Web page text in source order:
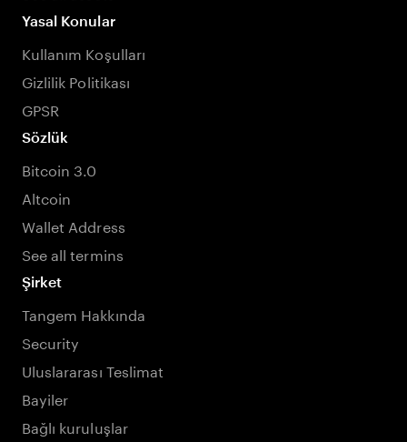
Yasal Konular
Kullanım Koşulları
Gizlilik Politikası
GPSR
Sözlük
Bitcoin 3.0
Altcoin
Wallet Address
See all termins
Şirket
Tangem Hakkında
Security
Uluslararası Teslimat
Bayiler
Bağlı kuruluşlar